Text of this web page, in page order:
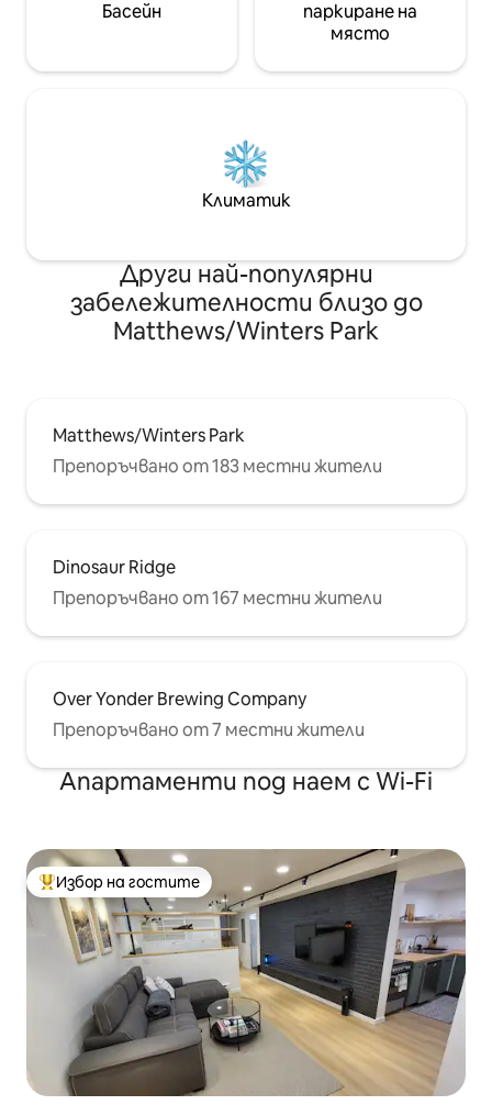
Басейн
паркиране на
място
Климатик
Други най-популярни
забележителности близо до
Matthews/Winters Park
Matthews/Winters Park
Препоръчвано от 183 местни жители
Dinosaur Ridge
Препоръчвано от 167 местни жители
Over Yonder Brewing Company
Препоръчвано от 7 местни жители
Апартаменти под наем с Wi-Fi
Най-популярен избор на гостите
Избор на гостите